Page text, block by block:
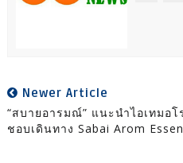
Newer Article
“สบายอารมณ์” แนะนำไอเทมอ
ชอบเดินทาง Sabai Arom